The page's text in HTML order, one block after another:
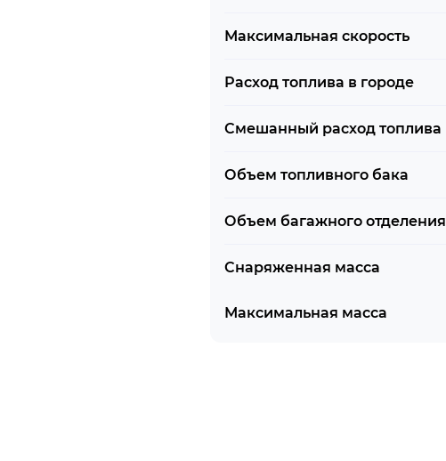
Максимальная скорость
Расход топлива в городе
Смешанный расход топлива
Объем топливного бака
Объем багажного отделения
Снаряженная масса
Максимальная масса